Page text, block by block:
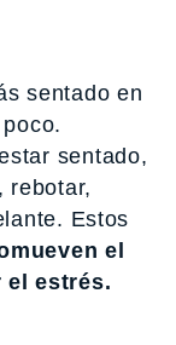
sentado en
sentado,
rebotar,
Estos
el
el estrés.